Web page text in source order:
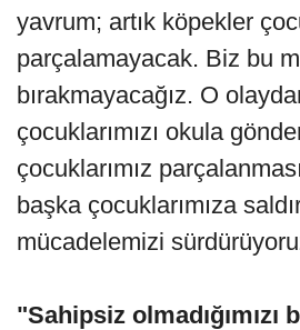
yavrum; artık köpekler
parçalamayacak. Biz bu
bırakmayacağız. O
çocuklarımızı okula
çocuklarımız
başka çocuklarımıza
mücadelemizi
"Sahipsiz